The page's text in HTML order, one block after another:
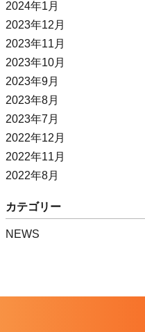
2024年1月
2023年12月
2023年11月
2023年10月
2023年9月
2023年8月
2023年7月
2022年12月
2022年11月
2022年8月
カテゴリー
NEWS